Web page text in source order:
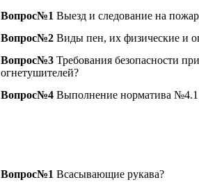
Вопрос№1 Выезд и следование на
Вопрос№2 Виды пен, их физические и
Вопрос№3 Требования безопасности
огнетушителей?
Вопрос№4 Выполнение норматива №4.1
Вопрос№1 Всасывающие рукава?